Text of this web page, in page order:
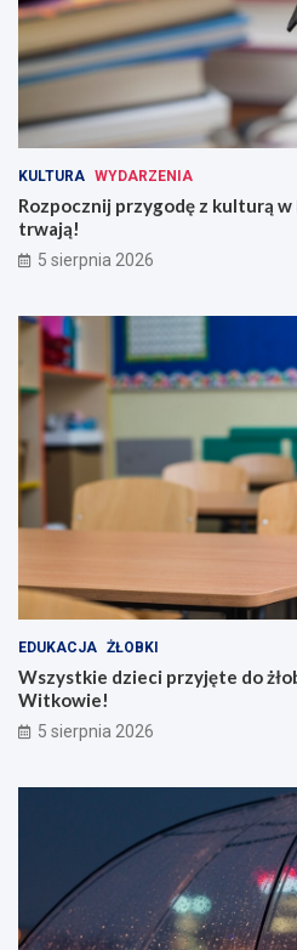
KULTURA WYDARZENIA
Rozpocznij przygodę z kulturą w
trwają!
5 sierpnia 2026
EDUKACJA ŻŁOBKI
Wszystkie dzieci przyjęte do
Witkowie!
5 sierpnia 2026